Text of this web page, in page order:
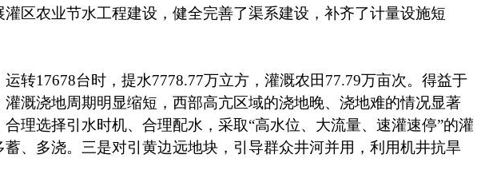
区农业节水工程建设，健全完善了渠系建设，补齐了计量设施短
运转17678台时，提水7778.77万立方，灌溉农田77.79万亩次。得益于
溉浇地周期明显缩短，西部高亢区域的浇地晚、浇地难的情况显著
理选择引水时机、合理配水，采取“高水位、大流量、速灌速停”的灌
、多浇。三是对引黄边远地块，引导群众井河并用，利用机井抗旱